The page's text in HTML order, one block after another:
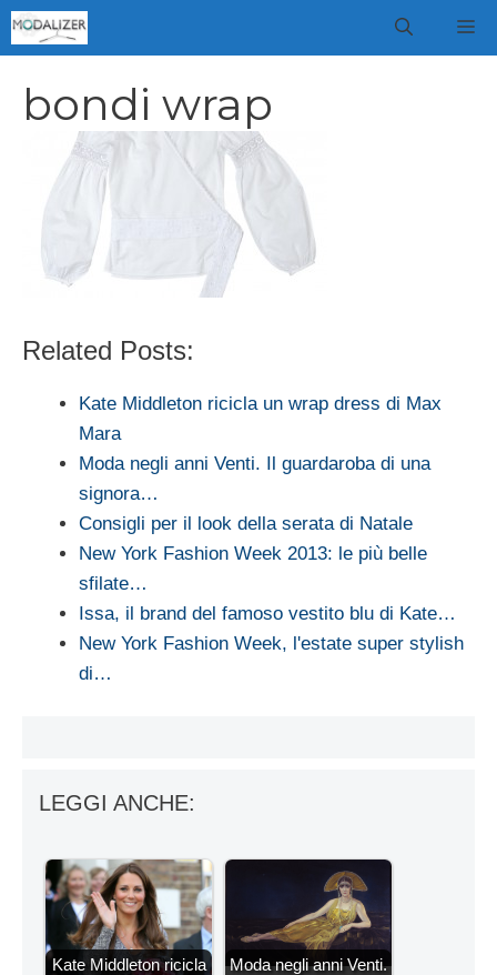
Vai
al
bondi wrap
Related Posts:
Kate Middleton ricicla un wrap dress di Max
Mara
Moda negli anni Venti. Il guardaroba di una
signora…
Consigli per il look della serata di Natale
New York Fashion Week 2013: le più belle
sfilate…
Issa, il brand del famoso vestito blu di Kate…
New York Fashion Week, l'estate super stylish
di…
LEGGI ANCHE:
Kate Middleton ricicla
Moda negli anni Venti.